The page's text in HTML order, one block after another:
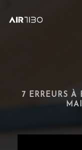
7 ERREURS À